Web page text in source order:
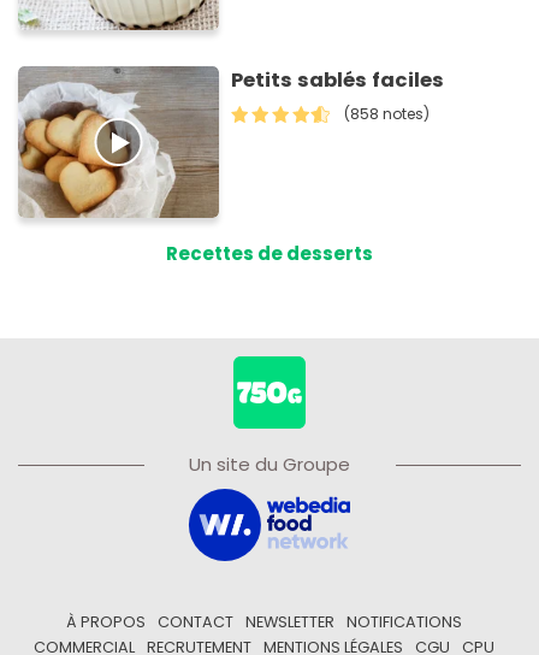
Petits sablés faciles
(858 notes)
Recettes de desserts
Un site du Groupe
À PROPOS CONTACT NEWSLETTER
NOTIFICATIONS
COMMERCIAL
RECRUTEMENT MENTIONS LÉGALES CGU CPU